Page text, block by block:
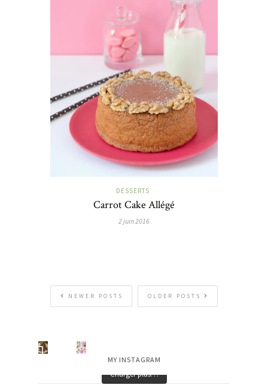
DESSERTS
Carrot Cake Allégé
2 juin 2016
OLDER POSTS
NEWER POSTS
MY INSTAGRAM
Charger plus…